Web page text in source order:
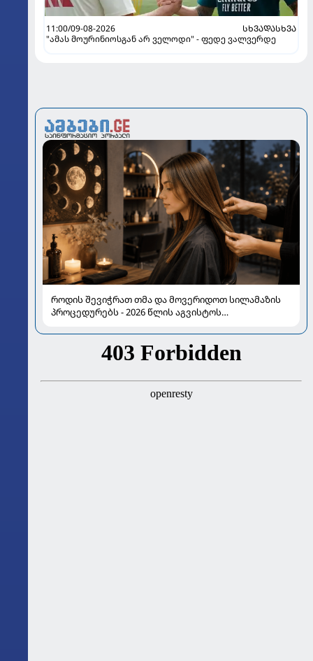
11:00/09-08-2026
ᲡᲮᲕᲐᲓᲐᲡᲮᲕᲐ
"ამას მოურინიოსგან არ ველოდი" - ფედე ვალვერდე
როდის შევიჭრათ თმა და მოვერიდოთ სილამაზის
პროცედურებს - 2026 წლის აგვისტოს